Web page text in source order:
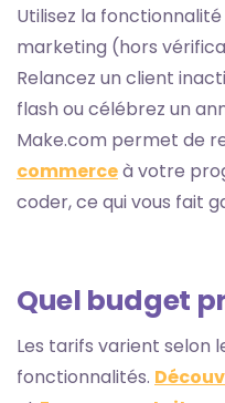
Utilisez la
marketing (hors
Relancez un client
flash ou célébrez un
Make.com permet de
commerceà votre
coder, ce qui vous fait
Quel budget
Les tarifs varient selon
fonctionnalités.